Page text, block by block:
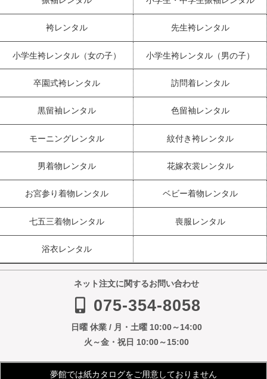
袴レンタル 先生袴レンタル
小学生袴レンタル（女の子） 小学生袴レンタル（男の子）
卒園式袴レンタル 訪問着レンタル
黒留袖レンタル 色留袖レンタル
モーニングレンタル 紋付き袴レンタル
男着物レンタル 花嫁衣裳レンタル
お宮参り着物レンタル ベビー着物レンタル
七五三着物レンタル 喪服レンタル
浴衣レンタル
ネット注文に関するお問い合わせ
075-354-8058
日曜 休業 / 月・土曜 10:00～14:00
火～金・祝日 10:00～15:00
夢館では紙カタログをご用意しておりません